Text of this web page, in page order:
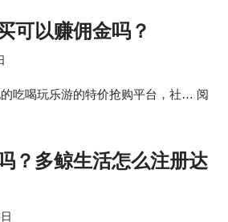
可以赚佣金吗？
吃喝玩乐游的特价抢购平台，社… 阅
？多鲸生活怎么注册达